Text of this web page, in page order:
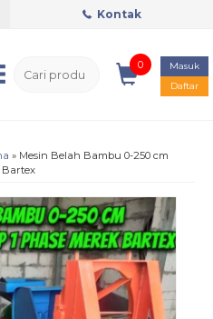
Kontak
0
Masuk
Daftar
» Mesin Belah Bambu 0-250 cm
Bartex